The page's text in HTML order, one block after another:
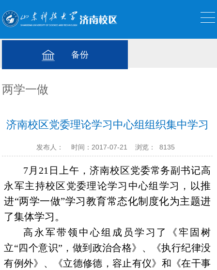
备份
两学一做
济南校区党委理论学习中心组组织集中学习
发布人： 时间：2017-07-21 浏览： 8135
7 月 21 日上午，济南校区党委常务副书记高
永军主持校区党委理论学习中心组学习，以推
进“两学一做”学习教育常态化制度化为主题进
了集体学习。
高永军带领中心组成员学习了《牢固树
立“四个意识” ，做到政治合格》、《执行纪律没
有例外》、《立德修德，容止有仪》和《在干事